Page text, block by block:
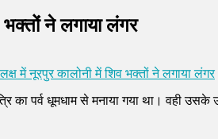
भक्तों ने लगाया लंगर
में नूरपुर कालोनी में शिव भक्तों ने लगाया लंगर
का पर्व धूमधाम से मनाया गया था। वही